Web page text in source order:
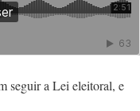
seguir a Lei eleitoral, e